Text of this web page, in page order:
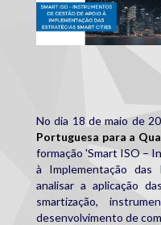
No dia 18 de maio de
Portuguesa para a
formação 'Smart ISO –
à Implementação das
analisar a aplicação
smartização,
desenvolvimento de